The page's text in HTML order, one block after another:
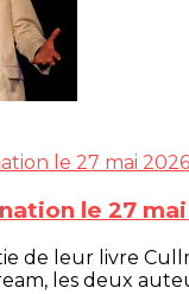
le 27
de leur livre
les deux